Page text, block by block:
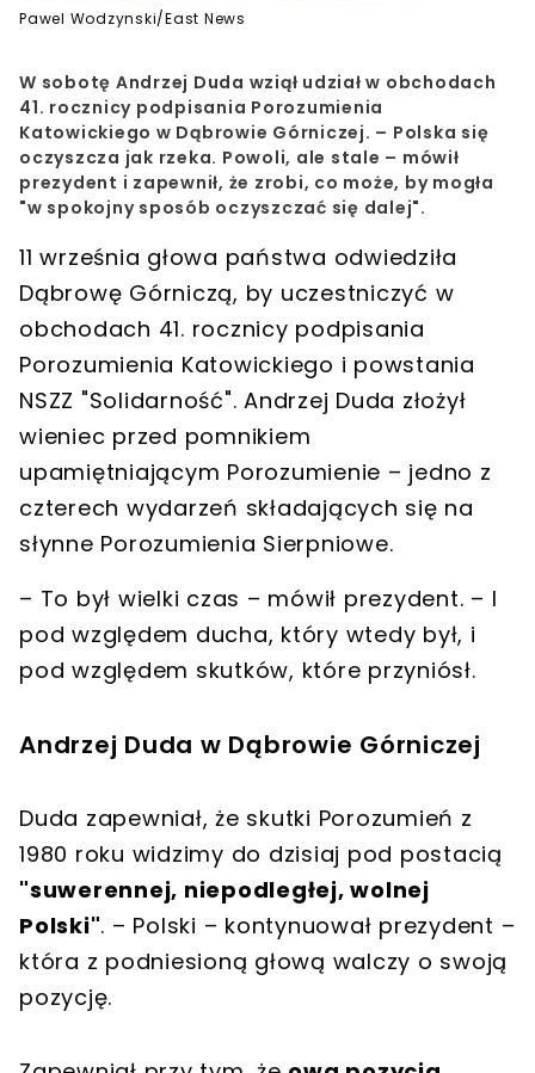
Pawel Wodzynski/East News
W sobotę Andrzej Duda wziął udział w obchodach
41. rocznicy podpisania Porozumienia
Katowickiego w Dąbrowie Górniczej. – Polska się
oczyszcza jak rzeka. Powoli, ale stale – mówił
prezydent i zapewnił, że zrobi, co może, by mogła
"w spokojny sposób oczyszczać się dalej".
11 września głowa państwa odwiedziła
Dąbrowę Górniczą, by uczestniczyć w
obchodach 41. rocznicy podpisania
Porozumienia Katowickiego i powstania
NSZZ "Solidarność". Andrzej Duda złożył
wieniec przed pomnikiem
upamiętniającym Porozumienie – jedno z
czterech wydarzeń składających się na
słynne Porozumienia Sierpniowe.
– To był wielki czas – mówił prezydent. – I
pod względem ducha, który wtedy był, i
pod względem skutków, które przyniósł.
Andrzej Duda w Dąbrowie Górniczej
Duda zapewniał, że skutki Porozumień z
1980 roku widzimy do dzisiaj pod postacią
"suwerennej, niepodległej, wolnej
Polski". – Polski – kontynuował prezydent –
która z podniesioną głową walczy o swoją
pozycję.